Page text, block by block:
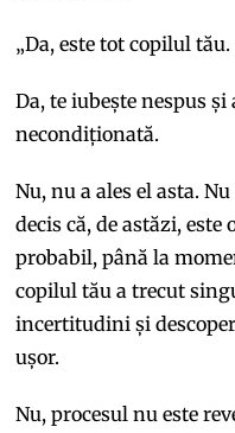
„Da, este tot copilul tău.
Da, te iubește nespus
necondiționată.
Nu, nu a ales el asta.
decis că, de astăzi, este
probabil, până la
copilul tău a trecut
incertitudini și
ușor.
Nu, procesul nu este